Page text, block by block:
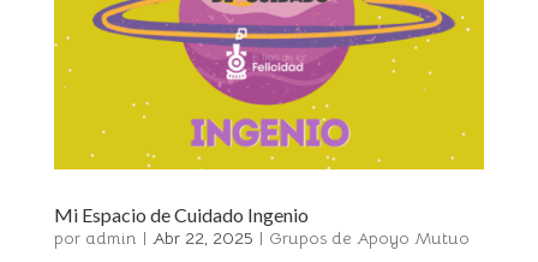
Mi Espacio de Cuidado Ingenio
por admin | Abr 22, 2025 | Grupos de Apoyo Mutuo